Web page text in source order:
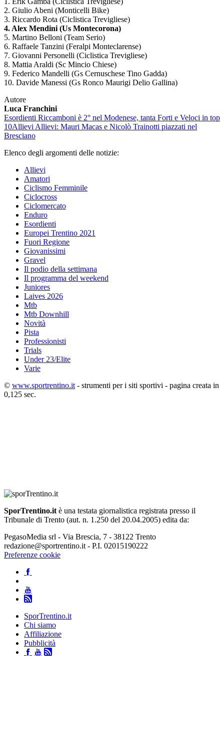
2. Giulio Abeni (Monticelli Bike)
3. Riccardo Rota (Ciclistica Trevigliese)
4. Alex Mendini (Us Montecorona)
5. Martino Belloni (Team Serio)
6. Raffaele Tanzini (Feralpi Monteclarense)
7. Giovanni Personelli (Ciclistica Trevigliese)
8. Mattia Araldi (Sc Mincio Chiese)
9. Federico Mandelli (Gs Cernuschese Tino Gadda)
10. Davide Manessi (Gs Ronco Maurigi Delio Gallina)
Autore
Luca Franchini
Esordienti Riccamboni è 2° nel Modenese, tanta Forti e Veloci in top
10Allievi Allievi: Mauri Macas e Nicolò Trainotti piazzati nel
Bresciano
Elenco degli argomenti delle notizie:
Allievi
Amatori
Ciclismo Femminile
Ciclocross
Ciclomercato
Enduro
Esordienti
Europei Trentino 2021
Fuori Regione
Giovanissimi
Gravel
Il podio della settimana
Il programma del weekend
Juniores
Laives 2026
Mtb
Mtb Downhill
Novità
Pista
Professionisti
Trials
Under 23/Elite
Varie
© www.sportrentino.it - strumenti per i siti sportivi - pagina creata in
0,125 sec.
SporTrentino.it è una testata giornalistica registrata presso il
Tribunale di Trento (aut. n. 1.250 del 20.04.2005) edita da:
PegasoMedia srl - Via Brescia, 7 - 38122 Trento
redazione@sportrentino.it - P.I. 02015190222
Preferenze cookie
SporTrentino.it
Chi siamo
Affiliazione
Pubblicità